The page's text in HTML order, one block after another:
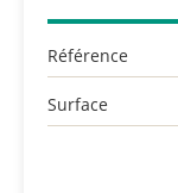
Référence
Surface